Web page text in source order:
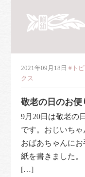
2021年09月18日 #トピ
クス
敬老の日のお便
9月20日は敬老の日
です。おじいちゃ
おばあちゃんにお
紙を書きました。
[…]